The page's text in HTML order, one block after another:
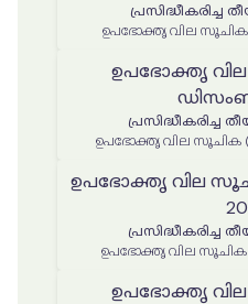
പ്രസിദ്ധീകരിച്ച
ഉപഭോക്തൃ വില സൂചിക
ഉപഭോക്തൃ വില
പ്രസിദ്ധീകരിച്ച
ഉപഭോക്തൃ വില സൂചിക
ഉപഭോക്തൃ വില
പ്രസിദ്ധീകരിച്ച
ഉപഭോക്തൃ വില